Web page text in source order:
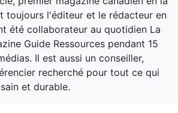
toujours l'éditeur et le rédacteur en
été collaborateur au quotidien La
Guide Ressources pendant 15
Il est aussi un conseiller,
recherché pour tout ce qui
et durable.